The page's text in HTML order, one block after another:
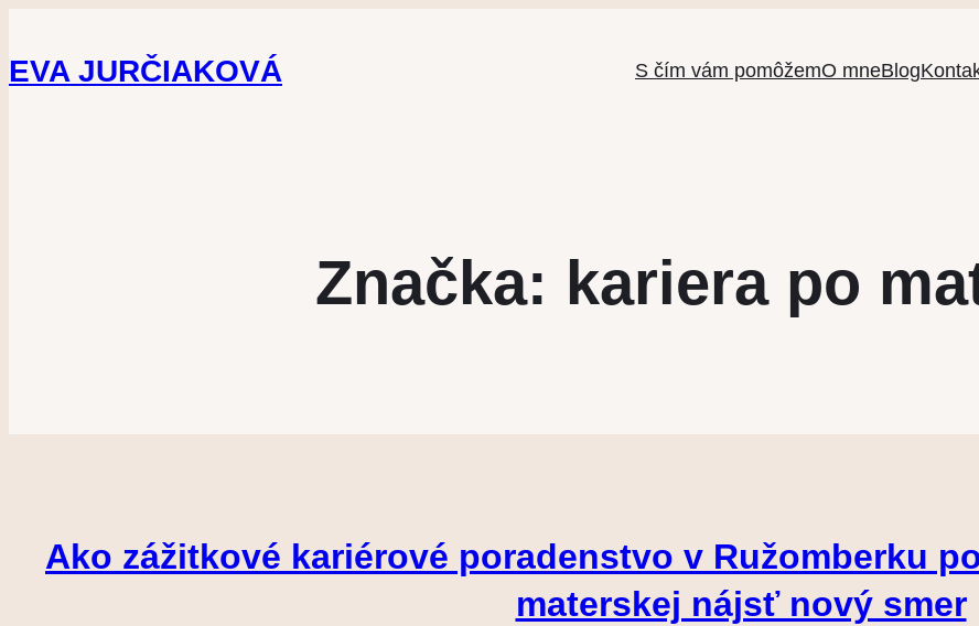
EVA JURČIAKOVÁ S čím vám pomôžemO mneBlog
Značka: kariera po
Ako zážitkové kariérové poradenstvo v Ružomberku
materskej nájsť nový smer